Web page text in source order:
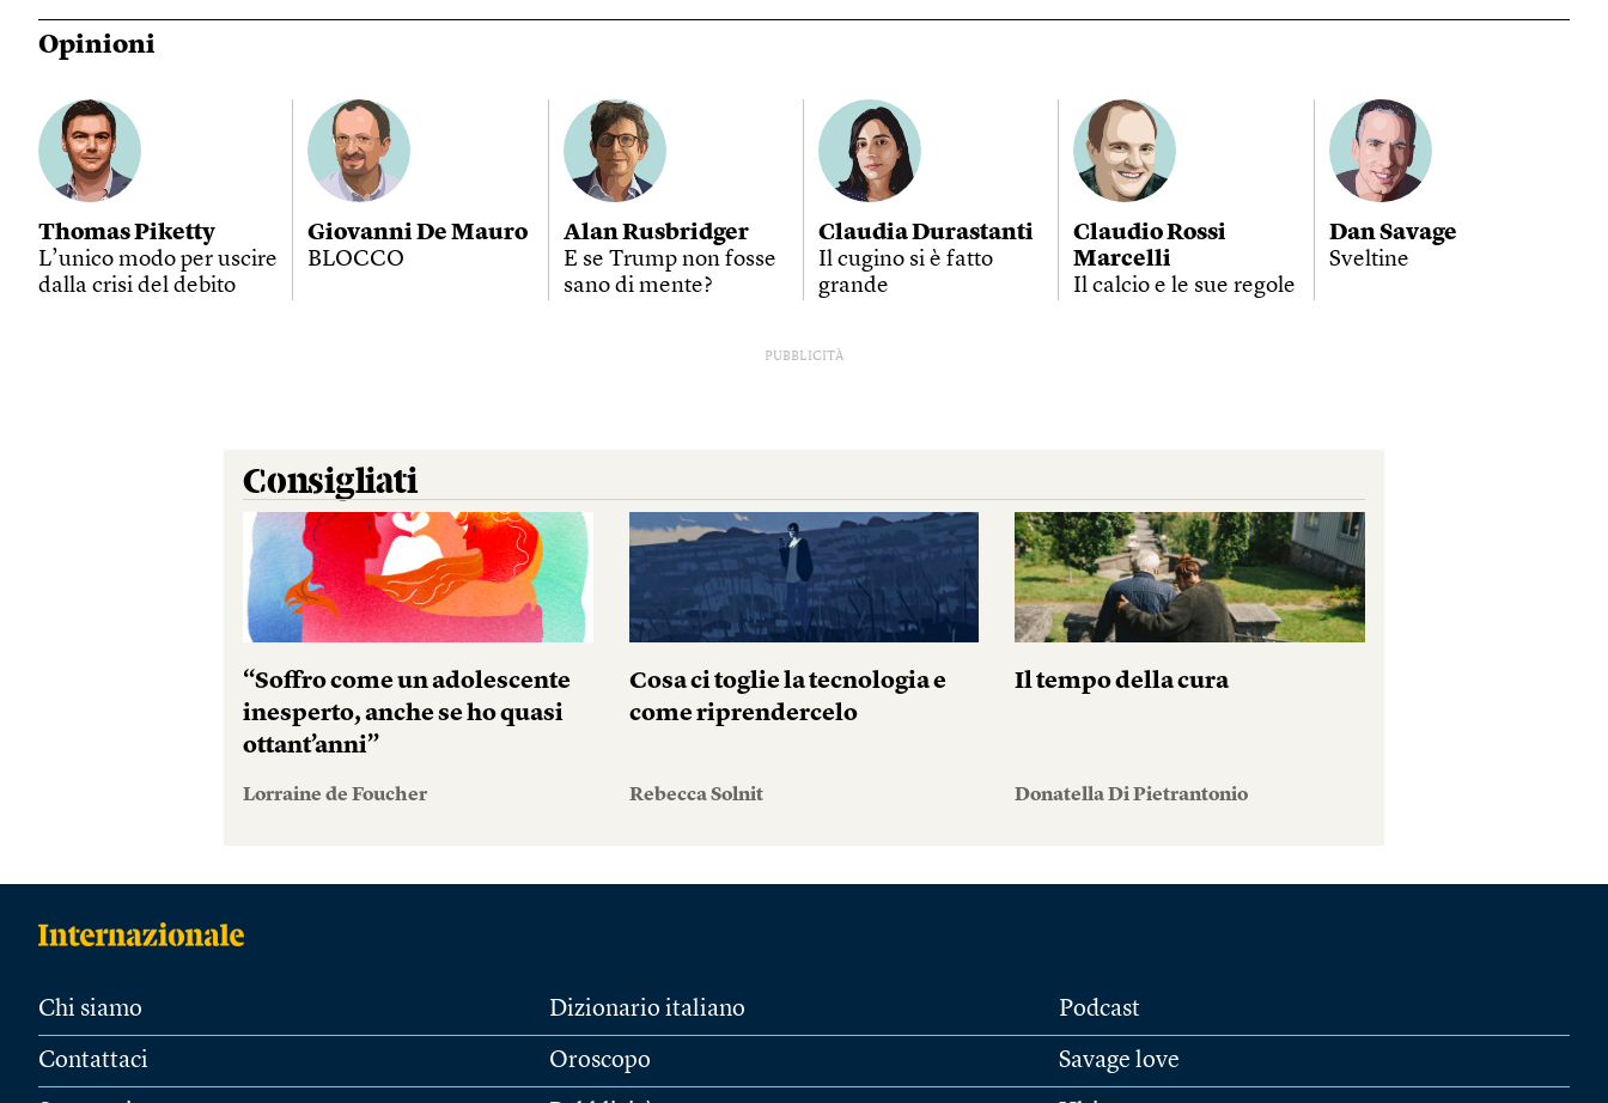
Opinioni
Thomas Piketty
L’unico modo per uscire
dalla crisi del debito
Giovanni De Mauro
BLOCCO
Alan Rusbridger
E se Trump non fosse
sano di mente?
Claudia Durastanti
Il cugino si è fatto
grande
Claudio Rossi
Marcelli
Il calcio e le sue regole
Dan Savage
Sveltine
PUBBLICITÀ
Consigliati
“Soffro come un adolescente
inesperto, anche se ho quasi
ottant’anni”
Lorraine de Foucher
Cosa ci toglie la tecnologia e
come riprendercelo
Rebecca Solnit
Il tempo della cura
Donatella Di Pietrantonio
Chi siamo
Contattaci
Dizionario italiano
Oroscopo
Podcast
Savage love